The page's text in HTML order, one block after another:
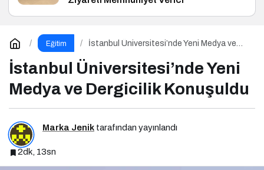
Eğitim
İstanbul Üniversitesi’nde Yeni Medya ve
İstanbul Üniversitesi’nde Yeni
Medya ve Dergicilik Konuşuldu
Marka Jenik tarafından yayınlandı
2dk, 13sn